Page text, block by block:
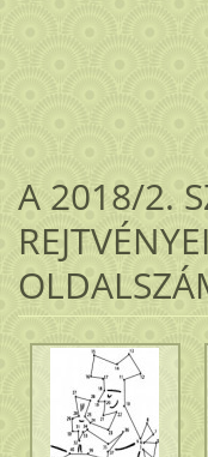
A 2018/2.